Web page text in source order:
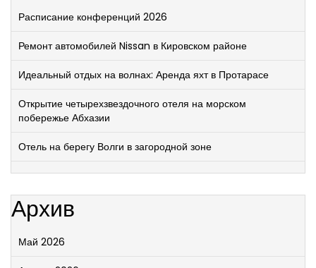
Расписание конференций 2026
Ремонт автомобилей Nissan в Кировском районе
Идеальный отдых на волнах: Аренда яхт в Протарасе
Открытие четырехзвездочного отеля на морском
побережье Абхазии
Отель на берегу Волги в загородной зоне
Архив
Май 2026